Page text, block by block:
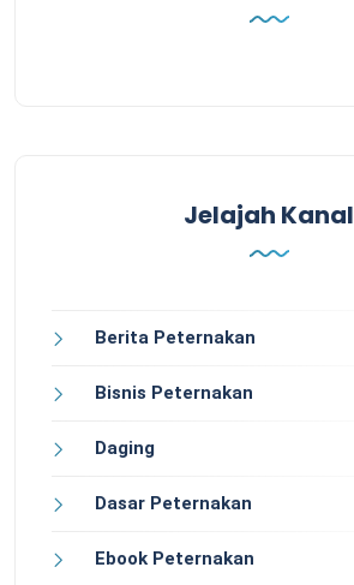
Jelajah Kanal
Berita Peternakan
Bisnis Peternakan
Daging
Dasar Peternakan
Ebook Peternakan